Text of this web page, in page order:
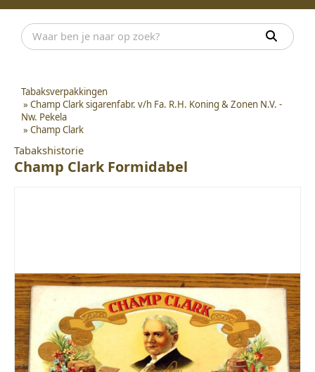
Tabaksverpakkingen
» Champ Clark sigarenfabr. v/h Fa. R.H. Koning & Zonen N.V. -
Nw. Pekela
» Champ Clark
Tabakshistorie
Champ Clark Formidabel